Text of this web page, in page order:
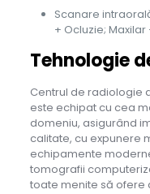
Scanare
+ Ocluzie;
Tehnologie
Centrul de radiologie
este echipat cu cea
domeniu, asigurând
calitate, cu expunere
echipamente
tomografii
toate menite să ofere